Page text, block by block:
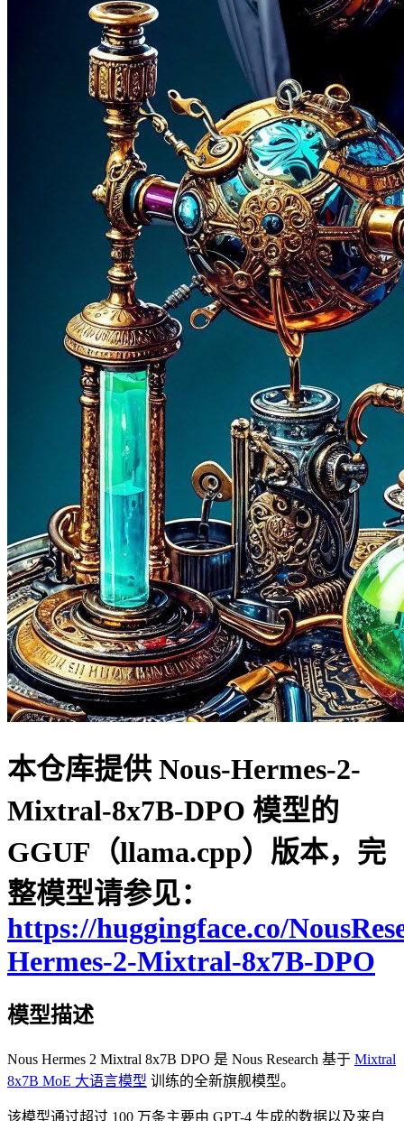
本仓库提供 Nous-Hermes-2-
Mixtral-8x7B-DPO 模型的
GGUF（llama.cpp）版本，完
整模型请参见：
https://huggingface.co/
Hermes-2-Mixtral-8x7B-DPO
模型描述
Nous Hermes 2 Mixtral 8x7B DPO 是 Nous Research 基于 Mixtral
8x7B MoE 大语言模型 训练的全新旗舰模型。
该模型通过超过 100 万条主要由 GPT-4 生成的数据以及来自